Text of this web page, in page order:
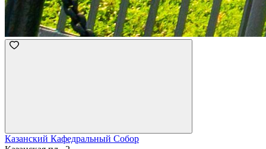
Казанский Кафедральный Собор